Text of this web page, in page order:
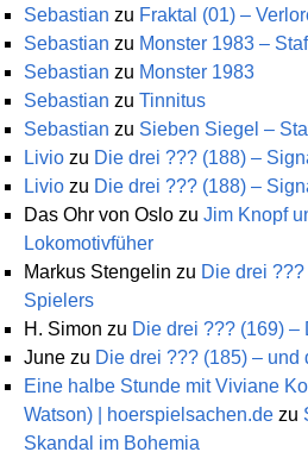
Sebastian zu Fraktal (01) –
Sebastian zu Monster 1983 –
Sebastian zu Monster 1983
Sebastian zu Tinnitus
Sebastian zu Sieben Siegel –
Livio zu Die drei ??? (188) –
Livio zu Die drei ??? (188) –
Das Ohr von Oslo zu Jim Knopf
Lokomotivfüher
Markus Stengelin zu Die drei
Spielers
H. Simon zu Die drei ??? (169)
June zu Die drei ??? (185) – und
Eine halbe Stunde mit Viviane
Watson) | hoerspielsachen.de zu
Skandal im Bohemia